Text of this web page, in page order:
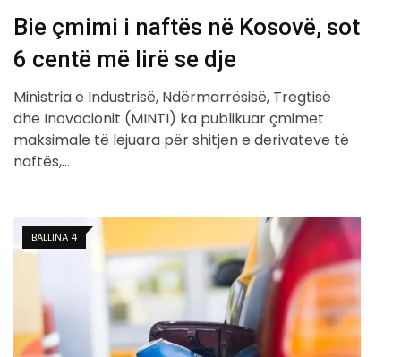
Bie çmimi i naftës në Kosovë, sot
6 centë më lirë se dje
Ministria e Industrisë, Ndërmarrësisë, Tregtisë
dhe Inovacionit (MINTI) ka publikuar çmimet
maksimale të lejuara për shitjen e derivateve të
naftës,…
BALLINA 4